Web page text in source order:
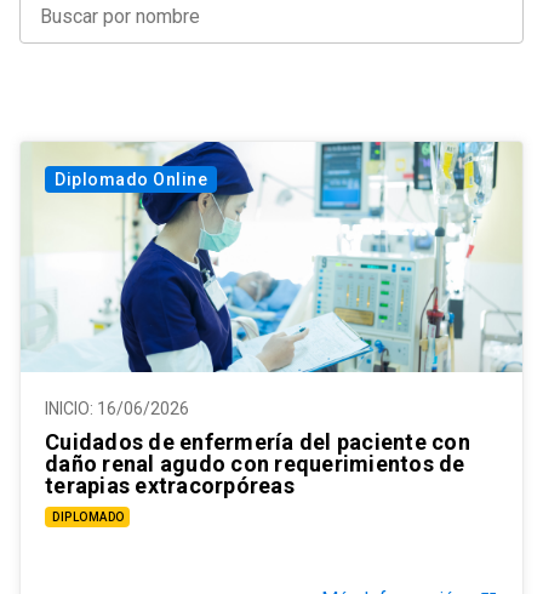
Diplomado Online
INICIO: 16/06/2026
Cuidados de enfermería del paciente con
daño renal agudo con requerimientos de
terapias extracorpóreas
DIPLOMADO